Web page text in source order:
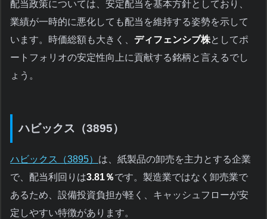
配当政策については、安定配当を基本方針としており、
業績が一時的に悪化しても配当を維持する姿勢を示して
います。時価総額も大きく、 ディフェンシブ株としてポ
ートフォリオの安定性向上に貢献する銘柄と言えるでし
ょう。
ハビックス（3895）
ハビックス（3895） は、紙製品の卸売を主力とする企業
で、配当利回りは3.81％です。製造業ではなく卸売業で
あるため、設備投資負担が軽く、キャッシュフローが安
定しやすい特徴があります。